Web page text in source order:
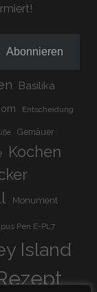
Abonnieren
Basilika
Entscheidung
Gemäuer
Kochen
Monument
Pen E-PL7
Island